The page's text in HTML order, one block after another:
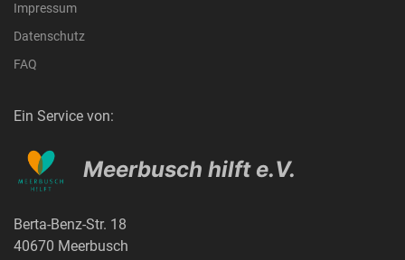
Impressum
Datenschutz
FAQ
Ein Service von:
Meerbusch hilft e.V.
Berta-Benz-Str. 18
40670 Meerbusch